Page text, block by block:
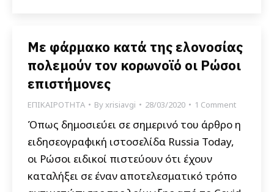
Με φάρμακο κατά της ελονοσίας
πολεμούν τον κορωνοϊό οι Ρώσοι
επιστήμονες
ΕΠΙΚΑΙΡΟΤΗΤΑ Byxrisiavgi 28/03/2020 1 Comment
Όπως δημοσιεύει σε σημερινό του άρθρο η
ειδησεογραφική ιστοσελίδα Russia Today,
οι Ρώσοι ειδικοί πιστεύουν ότι έχουν
καταλήξει σε έναν αποτελεσματικό τρόπο